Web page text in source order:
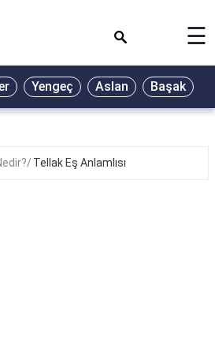
☰
Yengeç Aslan Başak
Tellak Eş Anlamlısı